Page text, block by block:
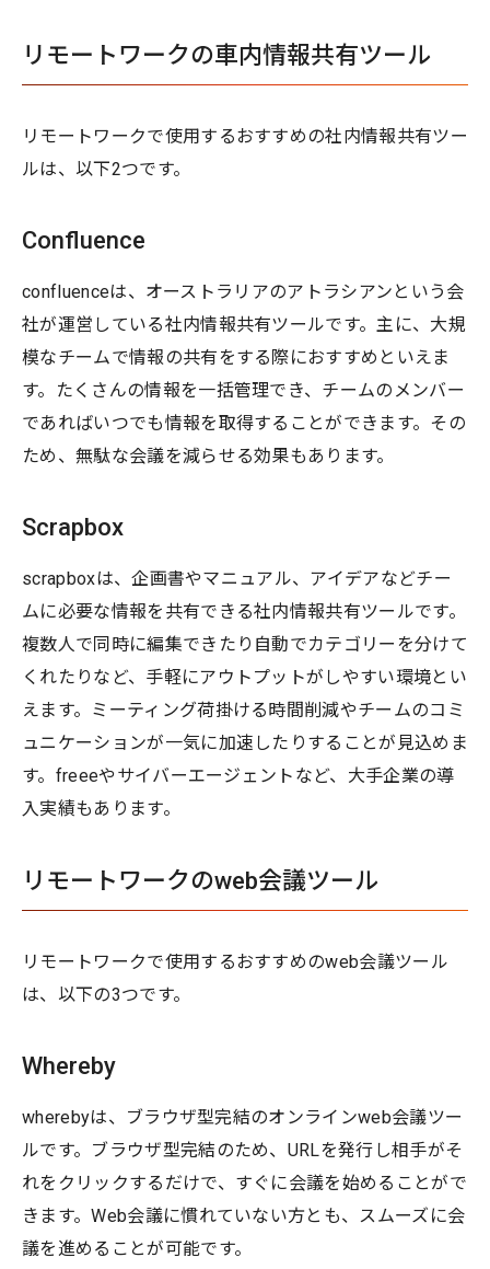
リモートワークの車内情報共有ツール
リモートワークで使用するおすすめの社内情報共有ツー
ルは、以下2つです。
Confluence
confluenceは、オーストラリアのアトラシアンという会
社が運営している社内情報共有ツールです。主に、大規
模なチームで情報の共有をする際におすすめといえま
す。たくさんの情報を一括管理でき、チームのメンバー
であればいつでも情報を取得することができます。その
ため、無駄な会議を減らせる効果もあります。
Scrapbox
scrapboxは、企画書やマニュアル、アイデアなどチー
ムに必要な情報を共有できる社内情報共有ツールです。
複数人で同時に編集できたり自動でカテゴリーを分けて
くれたりなど、手軽にアウトプットがしやすい環境とい
えます。ミーティング荷掛ける時間削減やチームのコミ
ュニケーションが一気に加速したりすることが見込めま
す。freeeやサイバーエージェントなど、大手企業の導
入実績もあります。
リモートワークのweb会議ツール
リモートワークで使用するおすすめのweb会議ツール
は、以下の3つです。
Whereby
wherebyは、ブラウザ型完結のオンラインweb会議ツー
ルです。ブラウザ型完結のため、URLを発行し相手がそ
れをクリックするだけで、すぐに会議を始めることがで
きます。Web会議に慣れていない方とも、スムーズに会
議を進めることが可能です。